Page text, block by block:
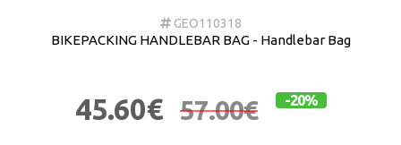
GEO110318
BIKEPACKING HANDLEBAR BAG - Handlebar Bag
45.60€ 57.00€ -20%